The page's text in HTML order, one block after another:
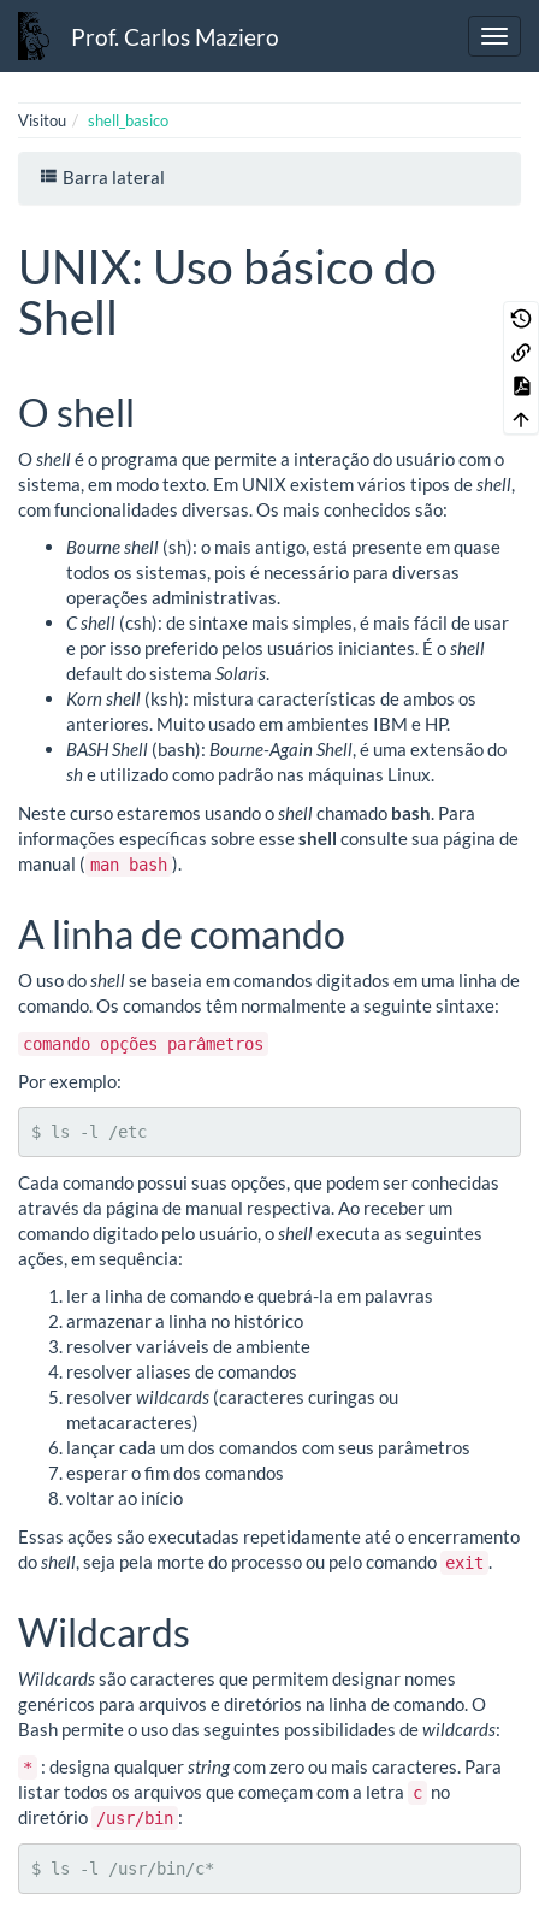
Prof. Carlos Maziero
Visitou shell_basico
Barra lateral
UNIX: Uso básico do
Shell
O shell
Oshellé o programa que permite a interação do usuário com o
sistema, em modo texto. Em UNIX existem vários tipos deshell,
com funcionalidades diversas. Os mais conhecidos são:
Bourne shell (sh): o mais antigo, está presente em quase
todos os sistemas, pois é necessário para diversas
operações administrativas.
C shell (csh): de sintaxe mais simples, é mais fácil de usar
e por isso preferido pelos usuários iniciantes. É oshell
default do sistema Solaris.
Korn shell (ksh): mistura características de ambos os
anteriores. Muito usado em ambientes IBM e HP.
BASH Shell (bash): Bourne-Again Shell, é uma extensão do
she utilizado como padrão nas máquinas Linux.
Neste curso estaremos usando oshellchamado bash. Para
informações específicas sobre esseshell consulte sua página de
manual ( man bash ).
A linha de comando
O uso doshellse baseia em comandos digitados em uma linha de
comando. Os comandos têm normalmente a seguinte sintaxe:
comando opções parâmetros
Por exemplo:
$ ls -l /etc
Cada comando possui suas opções, que podem ser conhecidas
através da página de manual respectiva. Ao receber um
comando digitado pelo usuário, oshellexecuta as seguintes
ações, em sequência:
ler a linha de comando e quebrá-la em palavras
armazenar a linha no histórico
resolver variáveis de ambiente
resolver aliases de comandos
resolverwildcards (caracteres curingas ou
metacaracteres)
lançar cada um dos comandos com seus parâmetros
esperar o fim dos comandos
voltar ao início
Essas ações são executadas repetidamente até o encerramento
doshell, seja pela morte do processo ou pelo comando exit .
Wildcards
Wildcardssão caracteres que permitem designar nomes
genéricos para arquivos e diretórios na linha de comando. O
Bash permite o uso das seguintes possibilidades dewildcards:
* : designa qualquerstringcom zero ou mais caracteres. Para
listar todos os arquivos que começam com a letra c no
diretório /usr/bin :
$ ls -l /usr/bin/c*